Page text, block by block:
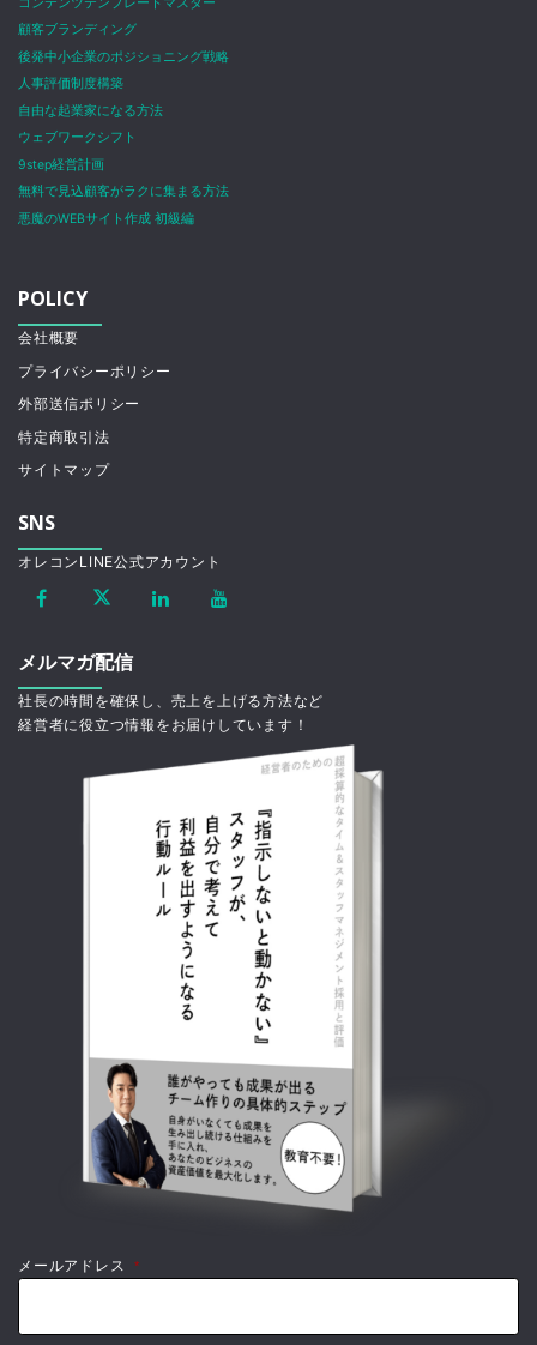
顧客ブランディング
後発中小企業のポジショニング戦略
人事評価制度構築
自由な起業家になる方法
ウェブワークシフト
9step経営計画
無料で見込顧客がラクに集まる方法
悪魔のWEBサイト作成 初級編
POLICY
会社概要
プライバシーポリシー
外部送信ポリシー
特定商取引法
サイトマップ
SNS
オレコンLINE公式アカウント
メルマガ配信
社長の時間を確保し、売上を上げる方法など
経営者に役立つ情報をお届けしています！
メールアドレス *